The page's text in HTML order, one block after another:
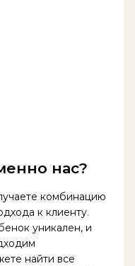
нас?
комбинацию
к клиенту.
уникален, и
найти все